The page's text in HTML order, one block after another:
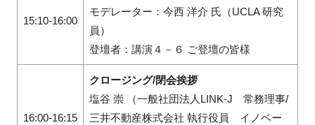
15:10-16:00
モデレーター：今西 洋介 氏（UCLA 研究
員）
登壇者：講演４－６ ご登壇の皆様
16:00-16:15
クロージング/閉会挨拶
塩谷 崇 （一般社団法人LINK-J 常務理事/
三井不動産株式会社 執行役員 イノベー